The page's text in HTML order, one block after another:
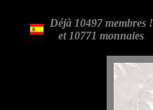
Déjà 10497 membres !
et 10771 monnaies